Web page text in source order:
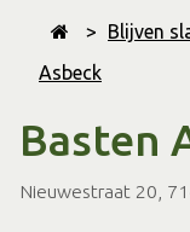
> Blijven
Asbeck
Basten
Nieuwestraat 20,